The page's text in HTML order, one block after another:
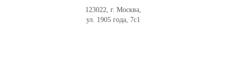
123022, г. Москва,
ул. 1905 года, 7с1